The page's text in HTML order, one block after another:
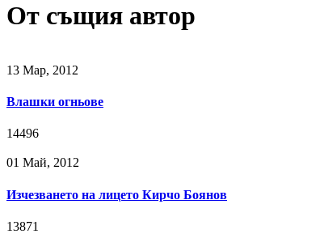
От същия автор
13 Мар, 2012
Влашки огньове
14496
01 Май, 2012
Изчезването на лицето Кирчо Боянов
13871